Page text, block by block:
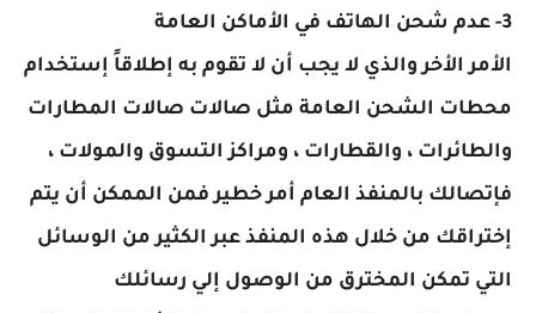
3- عدم شحن الهاتف في الأماكن العامة
الأمر الأخر والذي لا يجب أن لا تقوم به إطلاقاً إستخدام
محطات الشحن العامة مثل صالات صالات المطارات
والطائرات ، والقطارات ، ومراكز التسوق والمولات ،
فإتصالك بالمنفذ العام أمر خطير فمن الممكن أن يتم
إختراقك من خلال هذه المنفذ عبر الكثير من الوسائل
التي تمكن المخترق من الوصول إلي رسائلك